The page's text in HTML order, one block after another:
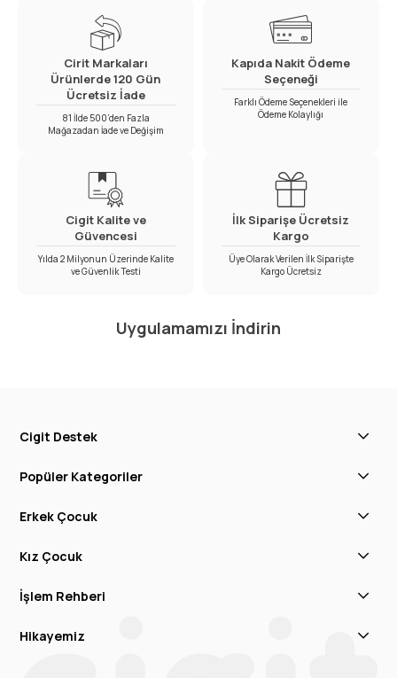
Cirit Markaları
Ürünlerde 120 Gün
Ücretsiz İade
81 İlde 500’den Fazla
Mağazadan İade ve Değişim
Kapıda Nakit Ödeme
Seçeneği
Farklı Ödeme Seçenekleri ile
Ödeme Kolaylığı
Cigit Kalite ve
Güvencesi
Yılda 2 Milyonun Üzerinde Kalite
ve Güvenlik Testi
İlk Siparişe Ücretsiz
Kargo
Üye Olarak Verilen İlk Siparişte
Kargo Ücretsiz
Uygulamamızı İndirin
Cigit Destek
Popüler Kategoriler
Erkek Çocuk
Kız Çocuk
İşlem Rehberi
Hikayemiz